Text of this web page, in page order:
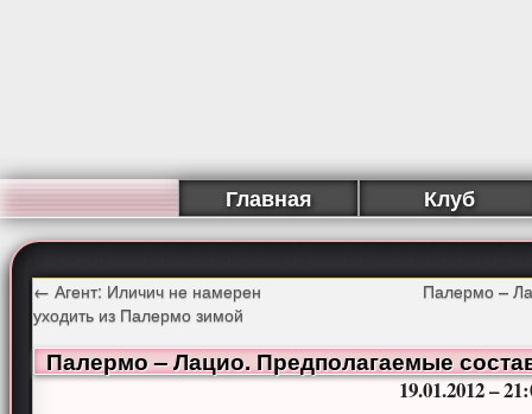
Главная Клуб
← Агент: Иличич не намерен
уходить из Палермо зимой
Палермо –
Палермо – Лацио. Предполагаемые
19.01.2012 –